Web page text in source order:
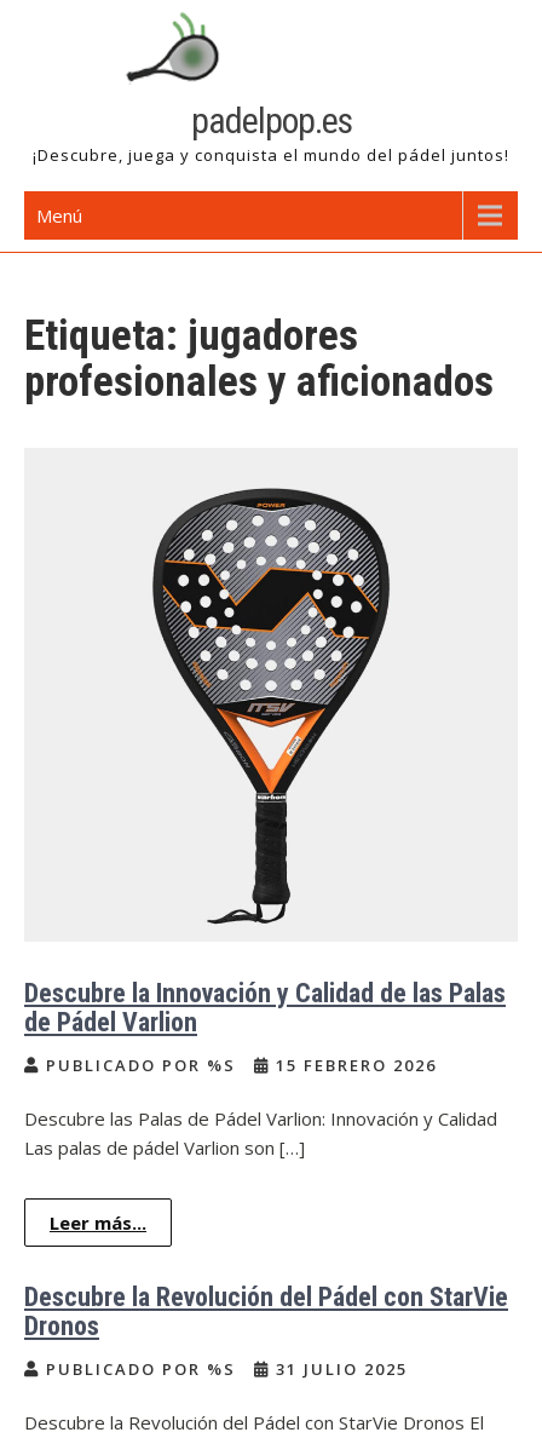
padelpop.es
¡Descubre, juega y conquista el mundo del pádel juntos!
Menú
Etiqueta: jugadores
profesionales y aficionados
Descubre la Innovación y Calidad de las Palas
de Pádel Varlion
PUBLICADO POR %S 15 FEBRERO 2026
Descubre las Palas de Pádel Varlion: Innovación y Calidad
Las palas de pádel Varlion son […]
Leer más...
Descubre la Revolución del Pádel con StarVie
Dronos
PUBLICADO POR %S 31 JULIO 2025
Descubre la Revolución del Pádel con StarVie Dronos El